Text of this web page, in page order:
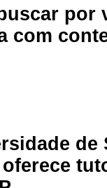
por
com